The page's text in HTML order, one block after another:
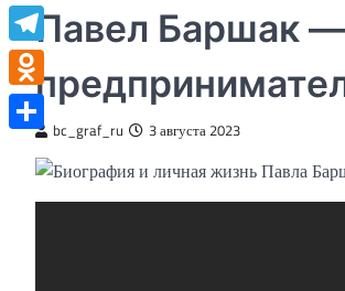
Павел Баршак —
bc_graf_ru 3 августа 2023
WhatsApp
Telegram
Odnoklassniki
Отправить